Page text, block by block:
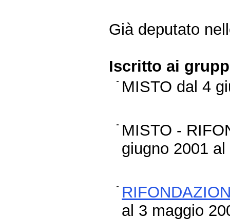
Già deputato
Iscritto ai
MISTO dal 4
MISTO -
giugno 2001
al 3 maggio